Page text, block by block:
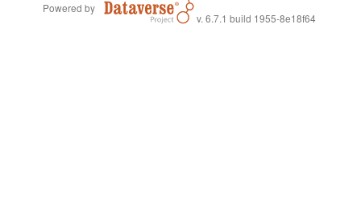
Powered by
v. 6.7.1 build 1955-8e18f64